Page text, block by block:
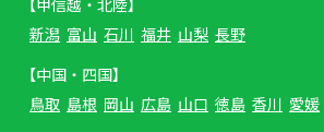
【甲信越・北陸】
新潟 富山 石川 福井 山梨 長野
【中国・四国】
鳥取 島根 岡山 広島 山口 徳島 香川 愛媛